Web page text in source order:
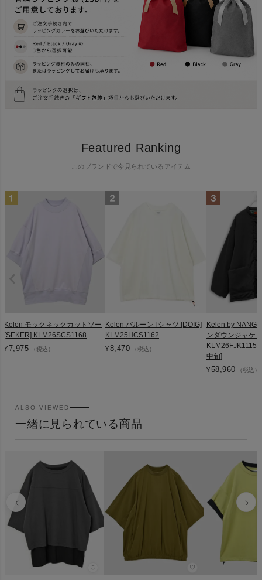
Featured Ranking
このブランドで今見られているアイテム
Kelen モックネックカットソー
[SEKER] KLM26SCS1168
¥7,975 （税込）
Kelen バルーンTシャツ [DOIG]
KLM25HCS1162
¥8,470 （税込）
Kelen by
ンダウンジャケ
KLM26FJK1115
中旬]
¥58,960 （税込）
ALSO VIEWED
一緒に見られている商品
♡ ♡